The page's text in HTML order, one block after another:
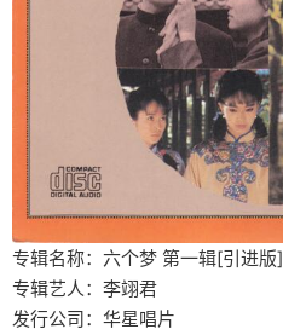
专辑名称：六个梦 第一辑[引进版]
专辑艺人：李翊君
发行公司：华星唱片